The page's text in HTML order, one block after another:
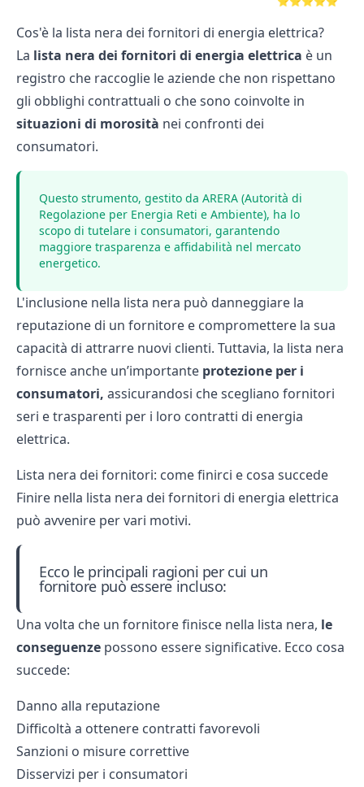
Cos'è la lista nera dei fornitori di energia elettrica?
La lista nera dei fornitori di energia elettrica è un
registro che raccoglie le aziende che non rispettano
gli obblighi contrattuali o che sono coinvolte in
situazioni di morosità nei confronti dei
consumatori.
Questo strumento, gestito da ARERA (Autorità di
Regolazione per Energia Reti e Ambiente), ha lo
scopo di tutelare i consumatori, garantendo
maggiore trasparenza e affidabilità nel mercato
energetico.
L'inclusione nella lista nera può danneggiare la
reputazione di un fornitore e compromettere la sua
capacità di attrarre nuovi clienti. Tuttavia, la lista nera
fornisce anche un’importante protezione per i
consumatori, assicurandosi che scegliano fornitori
seri e trasparenti per i loro contratti di energia
elettrica.
Lista nera dei fornitori: come finirci e cosa succede
Finire nella lista nera dei fornitori di energia elettrica
può avvenire per vari motivi.
Ecco le principali ragioni per cui un
fornitore può essere incluso:
Una volta che un fornitore finisce nella lista nera, le
conseguenze possono essere significative. Ecco cosa
succede:
Danno alla reputazione
Difficoltà a ottenere contratti favorevoli
Sanzioni o misure correttive
Disservizi per i consumatori